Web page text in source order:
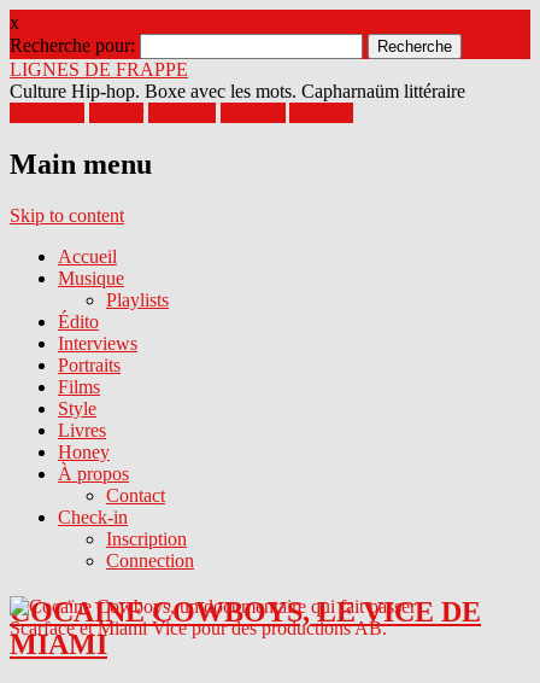
x
Recherche pour:
LIGNES DE FRAPPE
Culture Hip-hop. Boxe avec les mots. Capharnaüm littéraire
Main menu
Skip to content
Accueil
Musique
Playlists
Édito
Interviews
Portraits
Films
Style
Livres
Honey
À propos
Contact
Check-in
Inscription
Connection
COCAINE COWBOYS, LE VICE DE
MIAMI